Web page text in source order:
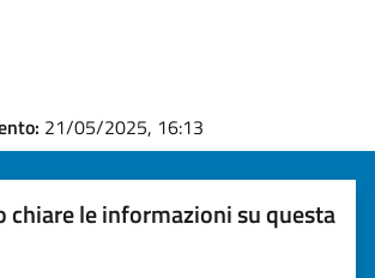
21/05/2025, 16:13
chiare le informazioni su questa